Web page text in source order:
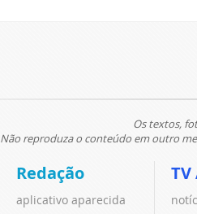
Os textos,
Não reproduza o conteúdo em outro
Redação
aplicativo aparecida